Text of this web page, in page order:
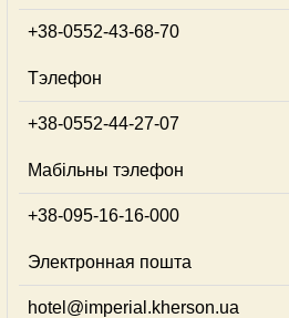
+38-0552-43-68-70
Тэлефон
+38-0552-44-27-07
Мабільны тэлефон
+38-095-16-16-000
Электронная пошта
hotel@imperial.kherson.ua